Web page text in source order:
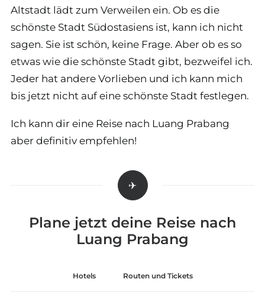
Altstadt lädt zum Verweilen ein. Ob es die
schönste Stadt Südostasiens ist, kann ich nicht
sagen. Sie ist schön, keine Frage. Aber ob es so
etwas wie die schönste Stadt gibt, bezweifel ich.
Jeder hat andere Vorlieben und ich kann mich
bis jetzt nicht auf eine schönste Stadt festlegen.
Ich kann dir eine Reise nach Luang Prabang
aber definitiv empfehlen!
Plane jetzt deine Reise nach
Luang Prabang
Hotels Routen und Tickets